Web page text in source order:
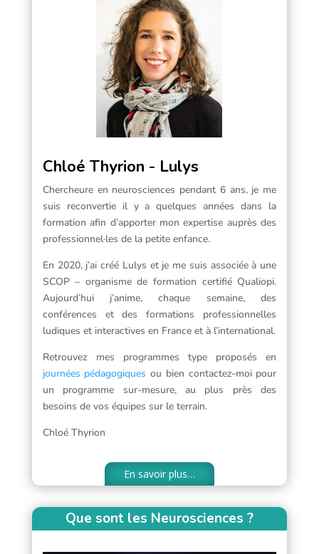
Chloé Thyrion - Lulys
Chercheure en neurosciences pendant 6 ans, je me
suis reconvertie il y a quelques années dans la
formation afin d’apporter mon expertise auprès des
professionnel·les de la petite enfance.
En 2020, j’ai créé Lulys et je me suis associée à une
SCOP – organisme de formation certifié Qualiopi.
Aujourd’hui j’anime, chaque semaine, des
conférences et des formations professionnelles
ludiques et interactives en France et à l’international.
Retrouvez mes programmes type proposés en
journées pédagogiques ou bien contactez-moi pour
un programme sur-mesure, au plus près des
besoins de vos équipes sur le terrain.
Chloé Thyrion
En savoir plus…
Que sont les Neurosciences ?